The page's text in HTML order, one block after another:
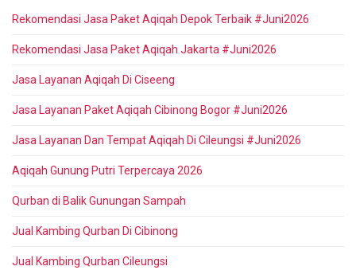
Rekomendasi Jasa Paket Aqiqah Depok Terbaik #Juni2026
Rekomendasi Jasa Paket Aqiqah Jakarta #Juni2026
Jasa Layanan Aqiqah Di Ciseeng
Jasa Layanan Paket Aqiqah Cibinong Bogor #Juni2026
Jasa Layanan Dan Tempat Aqiqah Di Cileungsi #Juni2026
Aqiqah Gunung Putri Terpercaya 2026
Qurban di Balik Gunungan Sampah
Jual Kambing Qurban Di Cibinong
Jual Kambing Qurban Cileungsi